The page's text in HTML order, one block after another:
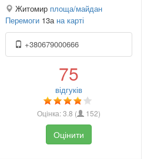
Житомир площа/майдан
Перемоги 13а на карті
+380679000666
75
відгуків
Оцінка:3.8 ( 152)
Оцінити